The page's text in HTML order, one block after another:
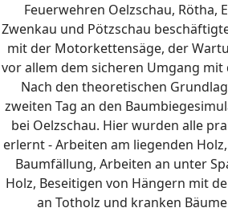
Feuerwehren Oelzschau, Rötha,
Zwenkau und Pötzschau
mit der Motorkettensäge, der
vor allem dem sicheren Umgang
Nach den theoretischen
zweiten Tag an den
bei Oelzschau. Hier wurden alle
erlernt - Arbeiten am liegenden
Baumfällung, Arbeiten an unter
Holz, Beseitigen von Hängern mit
an Totholz und kranken